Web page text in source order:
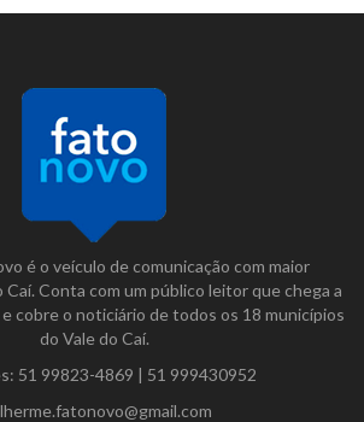
é o veículo de comunicação com maior
Caí. Conta com um público leitor que chega a
cobre o noticiário de todos os 18 municípios
do Vale do Caí.
51 99823-4869 | 51 999430952